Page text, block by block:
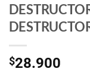
$28.900